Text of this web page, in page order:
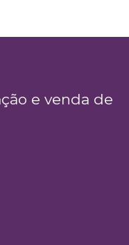
e venda de